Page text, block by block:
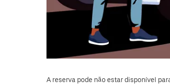
A reserva pode não estar disponível